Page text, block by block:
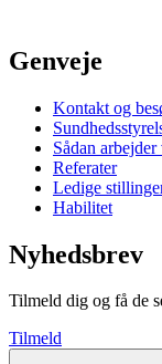
Genveje
Kontakt og
Sådan arbejder
Referater
Ledige
Habilitet
Nyhedsbrev
Tilmeld dig og få de
Tilmeld